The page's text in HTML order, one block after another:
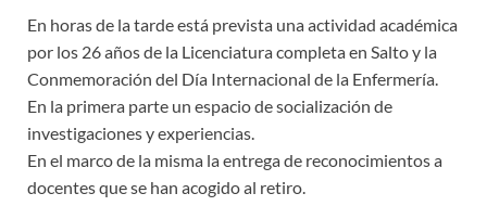
En horas de la tarde está prevista una actividad académica
por los 26 años de la Licenciatura completa en Salto y la
Conmemoración del Día Internacional de la Enfermería.
En la primera parte un espacio de socialización de
investigaciones y experiencias.
En el marco de la misma la entrega de reconocimientos a
docentes que se han acogido al retiro.